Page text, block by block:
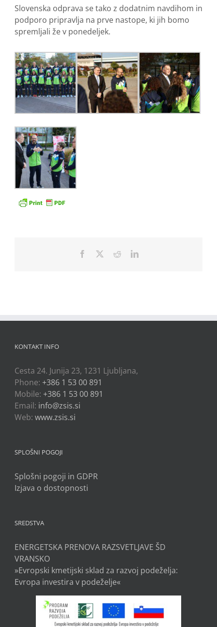
Slovenska odprava se tako z dodatnim navdihom in
podporo pripravlja na prve nastope, ki jih bomo
spremljali že v ponedeljek.
Facebook RedditLinkedIn
KONTAKT INFO
Cesta 24. Junija 23, 1231 Ljubljana,
Phone: +386 1 53 00 891
Mobile: +386 1 53 00 891
Email: info@zsis.si
Web: www.zsis.si
SPLOŠNI POGOJI
Splošni pogoji in GDPR
Izjava o dostopnosti
SREDSTVA
ENERGETSKA PRENOVA RAZSVETLJAVE ŠD
VRANSKO
»Evropski kmetijski sklad za razvoj podeželja:
Evropa investira v podeželje«